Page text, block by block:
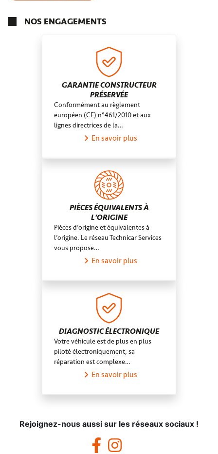
NOS ENGAGEMENTS
GARANTIE CONSTRUCTEUR
PRÉSERVÉE
Conformément au règlement
européen (CE) n°461/2010 et aux
lignes directrices de la…
En savoir plus
PIÈCES ÉQUIVALENTS À
L'ORIGINE
Pièces d’origine et équivalentes à
l’origine. Le réseau Technicar Services
vous propose…
En savoir plus
DIAGNOSTIC ÉLECTRONIQUE
Votre véhicule est de plus en plus
piloté électroniquement, sa
réparation est complexe…
En savoir plus
Rejoignez-nous aussi sur les réseaux sociaux !